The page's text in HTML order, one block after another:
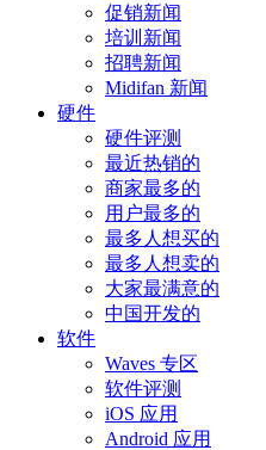
促销新闻
培训新闻
招聘新闻
Midifan 新闻
硬件
硬件评测
最近热销的
商家最多的
用户最多的
最多人想买的
最多人想卖的
大家最满意的
中国开发的
软件
Waves 专区
软件评测
iOS 应用
Android 应用